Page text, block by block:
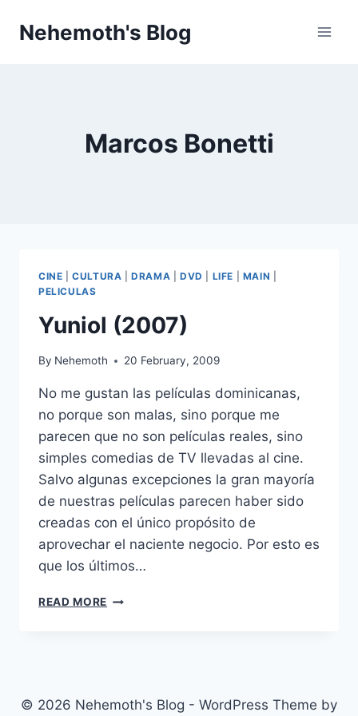
Nehemoth's Blog
Marcos Bonetti
CINE |CULTURA |DRAMA DVD LIFE MAIN
PELICULAS
Yuniol (2007)
By Nehemoth 20 February, 2009
No me gustan las películas dominicanas,
no porque son malas, sino porque me
parecen que no son películas reales, sino
simples comedias de TV llevadas al cine.
Salvo algunas excepciones la gran mayoría
de nuestras películas parecen haber sido
creadas con el único propósito de
aprovechar el naciente negocio. Por esto es
que los últimos…
READ MORE YUNIOL
© 2026 Nehemoth's Blog - WordPress Theme by